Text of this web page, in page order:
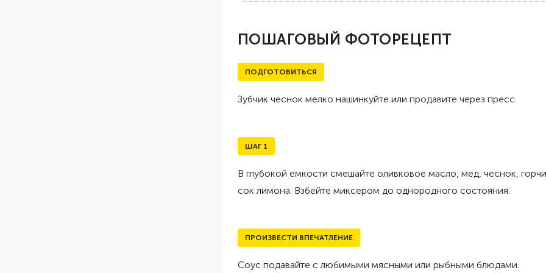
ПОШАГОВЫЙ ФОТОРЕЦЕПТ
ПОДГОТОВИТЬСЯ
Зубчик чеснок мелко нашинкуйте или продавите через пресс.
ШАГ 1
В глубокой емкости смешайте оливковое масло, мед, чеснок,
сок лимона. Взбейте миксером до однородного состояния.
ПРОИЗВЕСТИ ВПЕЧАТЛЕНИЕ
Соус подавайте с любимыми мясными или рыбными блюдами.